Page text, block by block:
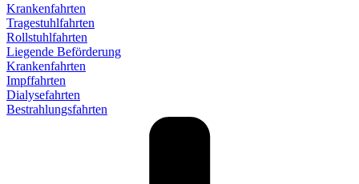
Krankenfahrten
Tragestuhlfahrten
Rollstuhlfahrten
Liegende Beförderung
Krankenfahrten
Impffahrten
Dialysefahrten
Bestrahlungsfahrten